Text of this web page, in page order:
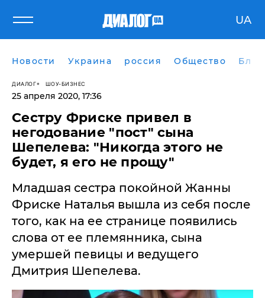
UA
Новости Украина россия Общество
ДИАЛОГ ШОУ-БИЗНЕС
25 апреля 2020, 17:36
Сестру Фриске привел в
негодование "пост" сына
Шепелева: "Никогда этого не
будет, я его не прощу"
Младшая сестра покойной Жанны
Фриске Наталья вышла из себя после
того, как на ее странице появились
слова от ее племянника, сына
умершей певицы и ведущего
Дмитрия Шепелева.